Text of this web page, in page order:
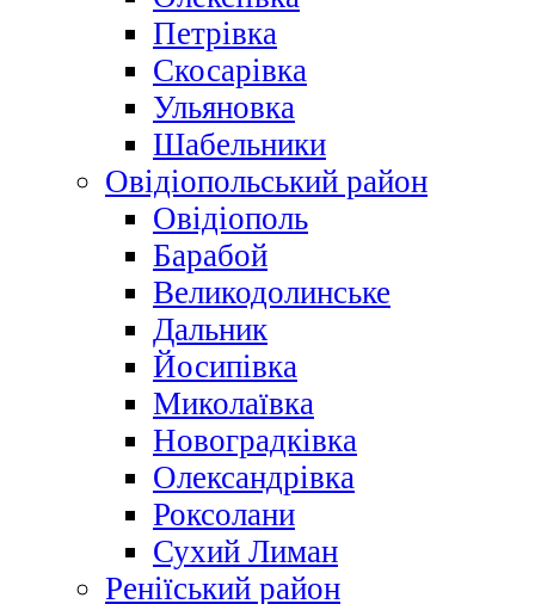
Петрівка
Скосарівка
Ульяновка
Шабельники
Овідіопольський район
Овідіополь
Барабой
Великодолинське
Дальник
Йосипівка
Миколаївка
Новоградківка
Олександрівка
Роксолани
Сухий Лиман
Реніїський район